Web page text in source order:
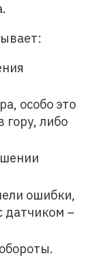
особо это
гору, либо
ошибки,
–